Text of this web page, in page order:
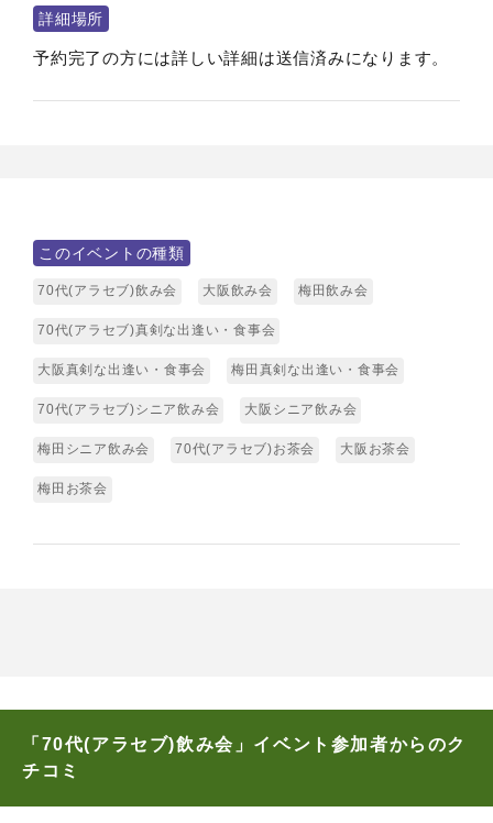
詳細場所
予約完了の方には詳しい詳細は送信済みになります。
このイベントの種類
70代(アラセブ)飲み会 大阪飲み会 梅田飲み会
70代(アラセブ)真剣な出逢い・食事会
大阪真剣な出逢い・食事会 梅田真剣な出逢い・食事会
70代(アラセブ)シニア飲み会 大阪シニア飲み会
梅田シニア飲み会 70代(アラセブ)お茶会 大阪お茶会
梅田お茶会
「70代(アラセブ)飲み会」イベント参加者からのク
チコミ